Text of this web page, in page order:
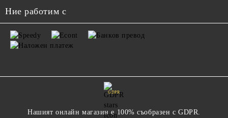
Ние работим с
GDPR
Нашият онлайн магазин е 100% съобразен с GDPR.